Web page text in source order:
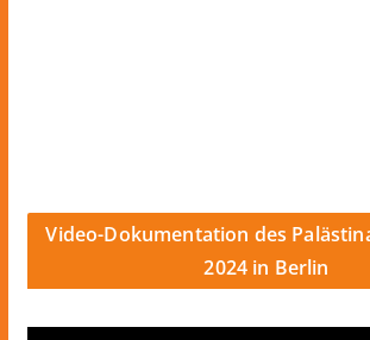
Video-Dokumentation des
2024 in Berlin